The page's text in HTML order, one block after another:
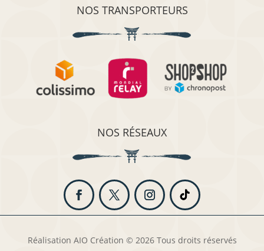
NOS TRANSPORTEURS
NOS RÉSEAUX
Réalisation AIO Création © 2026 Tous droits réservés